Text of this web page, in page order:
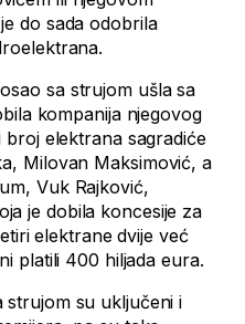
do sada odobrila
sa strujom ušla sa
kompanija njegovog
elektrana sagradiće
Milovan Maksimović, a
Vuk Rajković,
je dobila koncesije za
elektrane dvije već
platili 400 hiljada eura.
strujom su uključeni i